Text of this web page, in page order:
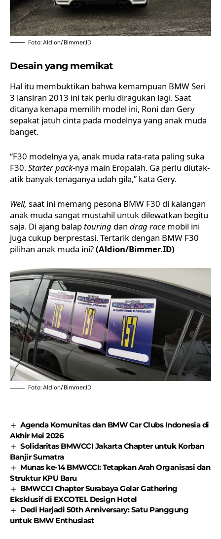
Foto: Aldion/Bimmer.ID
Desain yang memikat
Hal itu membuktikan bahwa kemampuan BMW Seri
3 lansiran 2013 ini tak perlu diragukan lagi. Saat
ditanya kenapa memilih model ini, Roni dan Gery
sepakat jatuh cinta pada modelnya yang anak muda
banget.
“F30 modelnya ya, anak muda rata-rata paling suka
F30.Starter pack-nya main Eropalah. Ga perlu diutak-
atik banyak tenaganya udah gila,” kata Gery.
Well, saat ini memang pesona BMW F30 di kalangan
anak muda sangat mustahil untuk dilewatkan begitu
saja. Di ajang balap touring dan drag race mobil ini
juga cukup berprestasi. Tertarik dengan BMW F30
pilihan anak muda ini?(Aldion/Bimmer.ID)
Foto: Aldion/Bimmer.ID
Agenda Komunitas dan BMW Car Clubs Indonesia di
Akhir Mei 2026
Solidaritas BMWCCI Jakarta Chapter untuk Korban
Banjir Sumatra
Munas ke-14 BMWCCI: Tetapkan Arah Organisasi dan
Struktur KPU Baru
BMWCCI Chapter Surabaya Gelar Gathering
Eksklusif di EXCOTEL Design Hotel
Dedi Harjadi 50th Anniversary: Satu Panggung
untuk BMW Enthusiast